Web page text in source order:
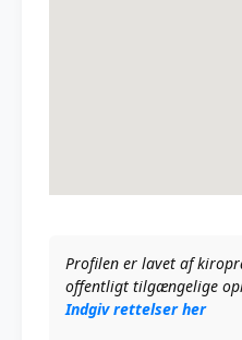
Profilen er lavet af
offentligt tilgængelige
Indgiv rettelser her